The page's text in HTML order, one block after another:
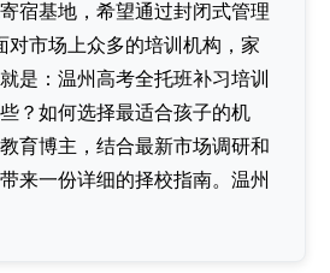
宿基地，希望通过封闭式管理
对市场上众多的培训机构，家
是：温州高考全托班补习培训
？如何选择最适合孩子的机
育博主，结合最新市场调研和
来一份详细的择校指南。温州